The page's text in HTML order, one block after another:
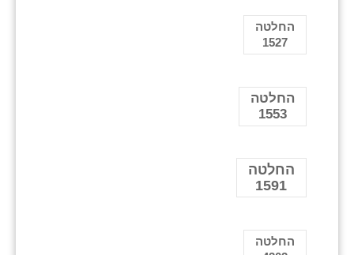
החלטה
1527
החלטה
1553
החלטה
1591
החלטה